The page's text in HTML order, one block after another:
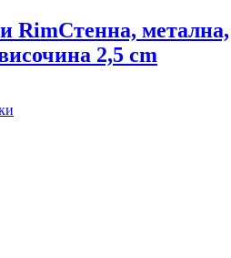
RimСтенна, метална,
2,5 cm